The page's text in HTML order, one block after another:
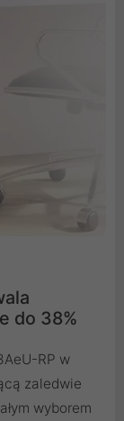
do 38%
RP w
zaledwie
wyborem